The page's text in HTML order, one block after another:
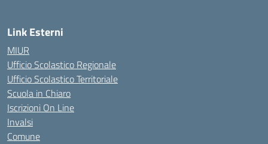
Link Esterni
MIUR
Ufficio Scolastico Regionale
Ufficio Scolastico Territoriale
Scuola in Chiaro
Iscrizioni On Line
Invalsi
Comune